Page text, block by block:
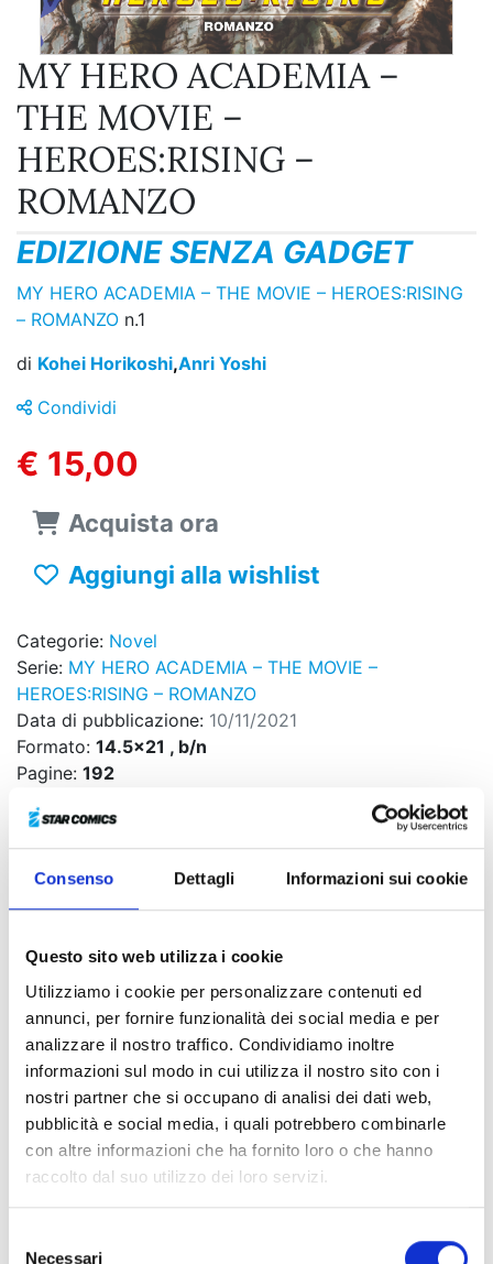
Consenso Dettagli Informazioni sui cookie
Questo sito web utilizza i cookie
Utilizziamo i cookie per personalizzare contenuti ed
annunci, per fornire funzionalità dei social media e per
analizzare il nostro traffico. Condividiamo inoltre
informazioni sul modo in cui utilizza il nostro sito con i
nostri partner che si occupano di analisi dei dati web,
pubblicità e social media, i quali potrebbero combinarle
con altre informazioni che ha fornito loro o che hanno
raccolto dal suo utilizzo dei loro servizi.
Necessari
MY HERO ACADEMIA –
THE MOVIE –
HEROES:RISING –
ROMANZO
EDIZIONE SENZA GADGET
MY HERO ACADEMIA – THE MOVIE – HEROES:RISING
– ROMANZO n.1
di Kohei Horikoshi,Anri Yoshi
Condividi
€ 15,00
Acquista ora
Aggiungi alla wishlist
Categorie: Novel
Serie: MY HERO ACADEMIA – THE MOVIE –
HEROES:RISING – ROMANZO
Data di pubblicazione: 10/11/2021
Formato: 14.5x21 , b/n
Pagine: 192
Copertina con alette
Codice ISBN:9788822626226
Puoi trovarlo in:
Fumetteria, Online store, Libreria
Con mini poster
Il progetto di addestramento della prossima
generazione di Heroes ha avuto inizio. A tale scopo,
tutta la 1-A della sezione Hero dello Yuei ha raggiunto
la remota isola di Nabu, all’estremo sud del Giappone,
dove Midoriya e compagni trascorrono dei giorni
frenetici ma tranquilli aiutando gli isolani in qualità di
Heroes. Quand’ecco che, all’improvviso, il pacifico
scorrere del tempo viene stravolto dalla comparsa di
alcuni potentissimi Villain. Cosa stanno cercando su
l’Unione con tutto questo?!